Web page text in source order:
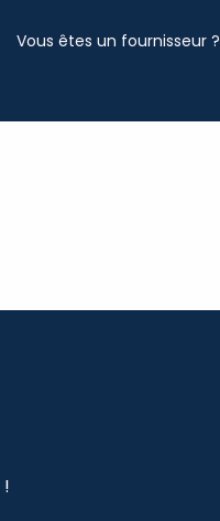
Vous êtes un fournisseur ?
!